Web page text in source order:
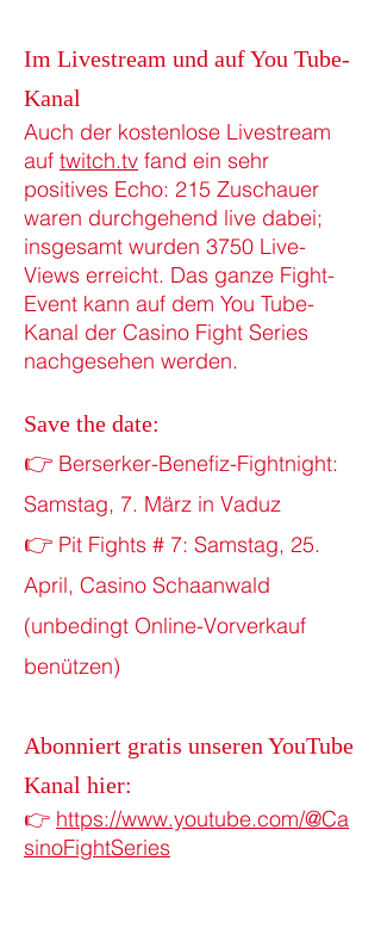
Im Livestream und auf You Tube-
Kanal
Auch der kostenlose Livestream
auf twitch.tv fand ein sehr
positives Echo: 215 Zuschauer
waren durchgehend live dabei;
insgesamt wurden 3750 Live-
Views erreicht.​ Das ganze Fight-
Event kann auf dem You Tube-
Kanal der Casino Fight Series
nachgesehen werden.
Save the date:
👉 Berserker-Benefiz-Fightnight:
Samstag, 7. März in Vaduz
👉 Pit Fights # 7: Samstag, 25.
April, Casino Schaanwald
(unbedingt Online-Vorverkauf
benützen)
Abonniert gratis unseren YouTube
Kanal hier:
👉 https://www.youtube.com/@Ca
sinoFightSeries